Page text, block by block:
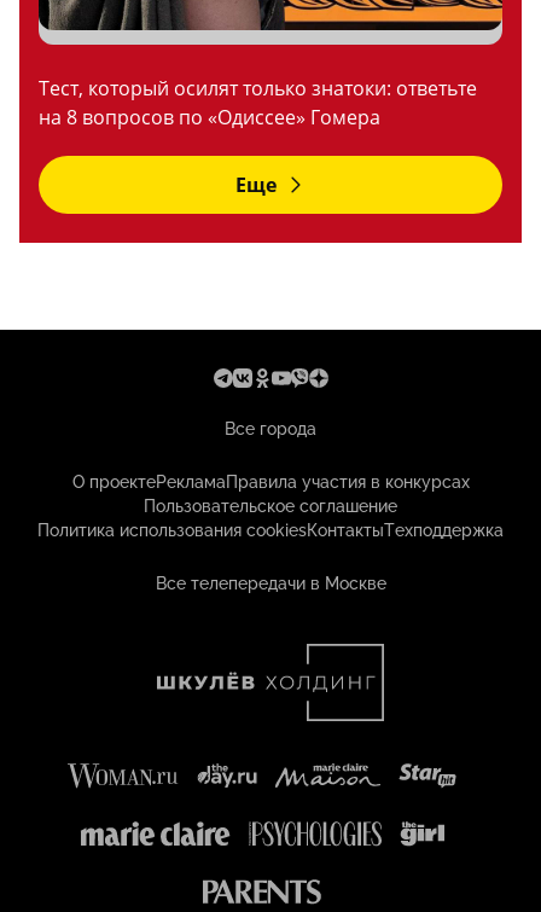
Тест, который осилят только знатоки: ответьте
на 8 вопросов по «Одиссее» Гомера
Еще
Все города
О проектеРекламаПравила участия в конкурсах
Пользовательское соглашение
Политика использования cookiesКонтактыТехподдержка
Все телепередачи в Москве